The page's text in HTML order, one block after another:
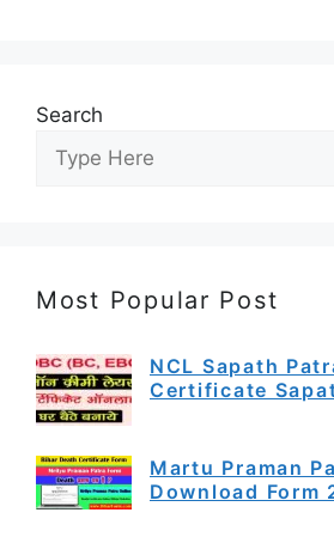
Search
Most Popular Post
NCL Sapath
Certificate
Martu Praman
Download Form